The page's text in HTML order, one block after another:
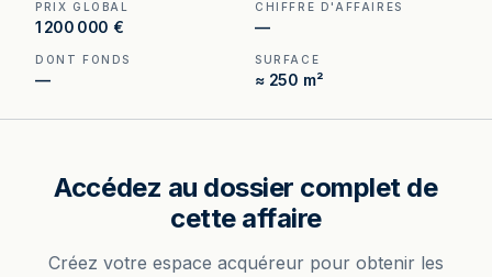
PRIX GLOBAL
1 200 000 €
CHIFFRE D'AFFAIRES
—
DONT FONDS
—
SURFACE
≈ 250 m²
Accédez au dossier complet de
cette affaire
Créez votre espace acquéreur pour obtenir les